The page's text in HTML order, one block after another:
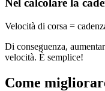
Nel calcolare la
Velocità di corsa =
Di conseguenza,
velocità. È semplice!
Come